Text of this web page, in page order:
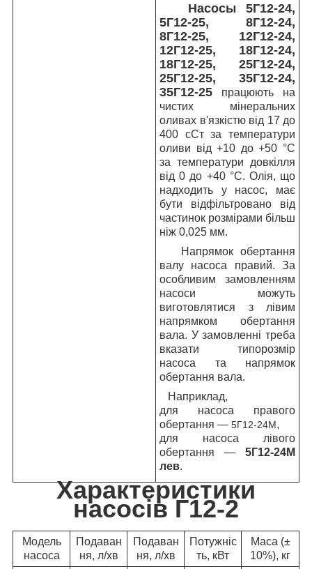
Насосы 5Г12-24,
5Г12-25, 8Г12-24,
8Г12-25, 12Г12-24,
12Г12-25, 18Г12-24,
18Г12-25, 25Г12-24,
25Г12-25, 35Г12-24,
35Г12-25
працюють на
чистих мінеральних
оливах в'язкістю від 17 до
400 сСт за температури
оливи від +10 до +50 °C
за температури довкілля
від 0 до +40 °C. Олія, що
надходить у насос, має
бути відфільтровано від
частинок розмірами більш
ніж 0,025 мм.
Напрямок обертання
валу насоса правий. За
особливим замовленням
насоси можуть
виготовлятися з лівим
напрямком обертання
вала. У замовленні треба
вказати типорозмір
насоса та напрямок
обертання вала.
Наприклад,
для насоса правого
обертання — 5Г12-24М,
для насоса лівого
обертання — 5Г12-24М
лев.
Характеристики
насосів Г12-2
Модель
насоса
Подаван
ня, л/хв
Подаван
ня, л/хв
Потужніс
ть, кВт
Маса (±
10%), кг